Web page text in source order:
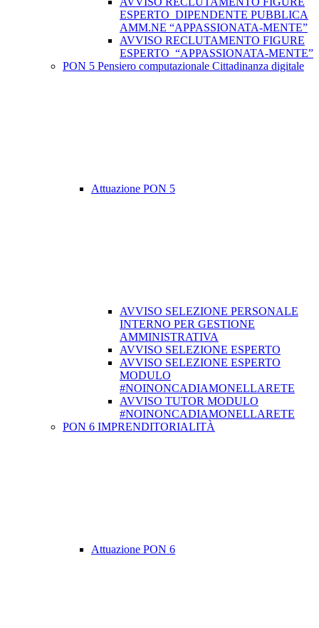
ESPERTO DIPENDENTE PUBBLICA
AMM.NE “APPASSIONATA-MENTE”
AVVISO RECLUTAMENTO FIGURE
ESPERTO “APPASSIONATA-MENTE”
PON 5 Pensiero computazionale Cittadinanza digitale
Attuazione PON 5
AVVISO SELEZIONE PERSONALE
INTERNO PER GESTIONE
AMMINISTRATIVA
AVVISO SELEZIONE ESPERTO
AVVISO SELEZIONE ESPERTO
MODULO
#NOINONCADIAMONELLARETE
AVVISO TUTOR MODULO
#NOINONCADIAMONELLARETE
PON 6 IMPRENDITORIALITÀ
Attuazione PON 6